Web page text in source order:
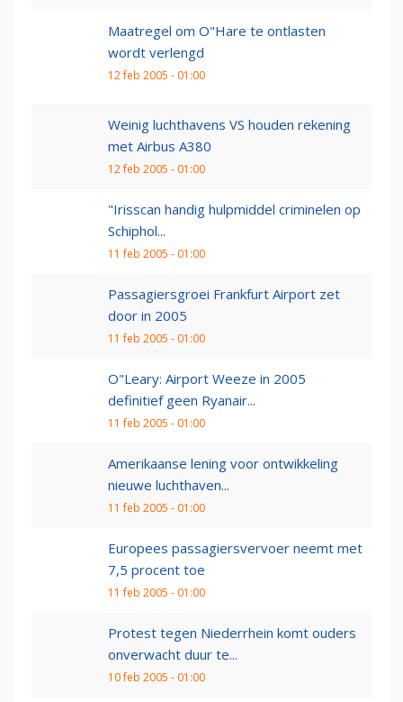
Maatregel om O"Hare te ontlasten
wordt verlengd
12 feb 2005 - 01:00
Weinig luchthavens VS houden rekening
met Airbus A380
12 feb 2005 - 01:00
"Irisscan handig hulpmiddel criminelen op
Schiphol...
11 feb 2005 - 01:00
Passagiersgroei Frankfurt Airport zet
door in 2005
11 feb 2005 - 01:00
O"Leary: Airport Weeze in 2005
definitief geen Ryanair...
11 feb 2005 - 01:00
Amerikaanse lening voor ontwikkeling
nieuwe luchthaven...
11 feb 2005 - 01:00
Europees passagiersvervoer neemt met
7,5 procent toe
11 feb 2005 - 01:00
Protest tegen Niederrhein komt ouders
onverwacht duur te...
10 feb 2005 - 01:00